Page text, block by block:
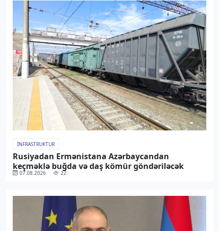
İNFRASTRUKTUR
Rusiyadan Ermənistana Azərbaycandan
keçməklə buğda və daş kömür göndəriləcək
07.08.2026 22